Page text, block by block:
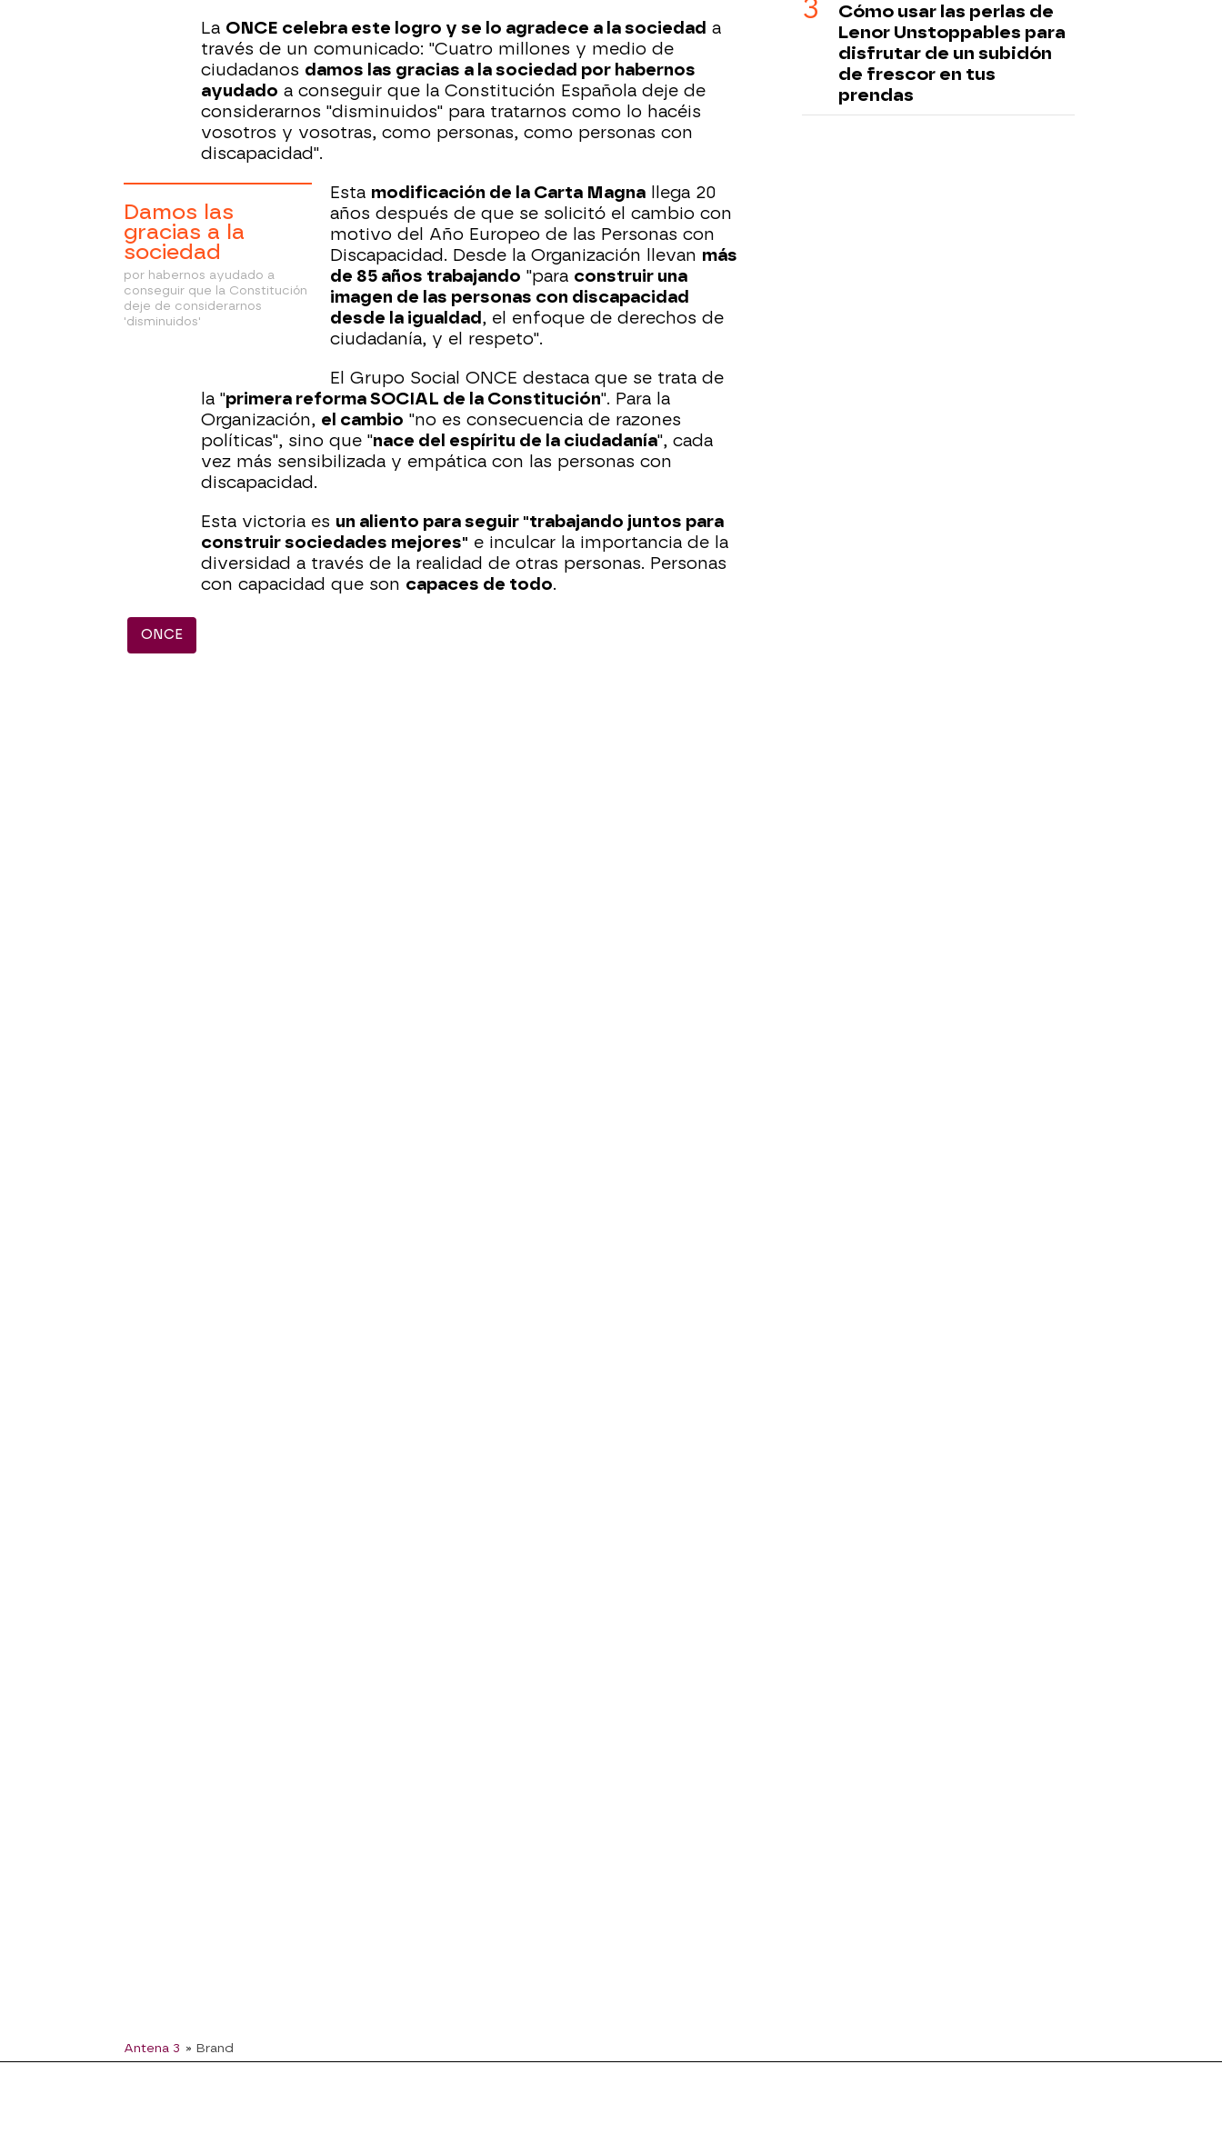
La ONCE celebra este logro y se lo agradece a la sociedad a
través de un comunicado: "Cuatro millones y medio de
ciudadanos damos las gracias a la sociedad por habernos
ayudado a conseguir que la Constitución Española deje de
considerarnos "disminuidos" para tratarnos como lo hacéis
vosotros y vosotras, como personas, como personas con
discapacidad".
Damos las
gracias a la
sociedad
por habernos ayudado a
conseguir que la Constitución
deje de considerarnos
'disminuidos'
Esta modificación de la Carta Magnallega 20
años después de que se solicitó el cambio con
motivo del Año Europeo de las Personas con
Discapacidad. Desde la Organización llevan más
de 85 años trabajando "para construir una
imagen de las personas con discapacidad
desde la igualdad , el enfoque de derechos de
ciudadanía, y el respeto".
El Grupo Social ONCE destaca que se trata de
la "primera reforma SOCIAL de la Constitución". Para la
Organización, el cambio "no es consecuencia de razones
políticas", sino que "nace del espíritu de la ciudadanía", cada
vez más sensibilizada y empática con las personas con
discapacidad.
Esta victoria es un aliento para seguir "trabajando juntos para
construir sociedades mejores" e inculcar la importancia de la
diversidad a través de la realidad de otras personas. Personas
con capacidad que son capaces de todo.
ONCE
Antena 3 » Brand
Cómo usar las perlas de
Lenor Unstoppables para
disfrutar de un subidón
de frescor en tus
prendas